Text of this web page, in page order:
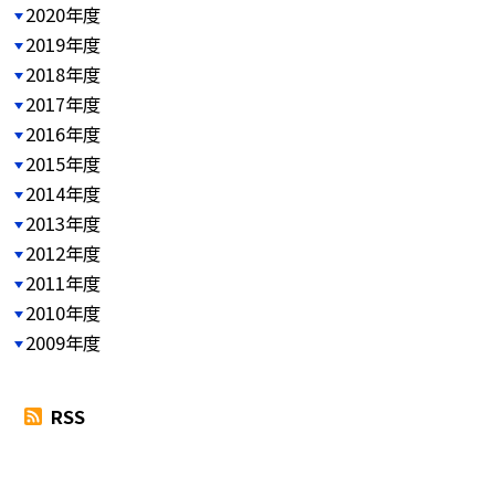
2020年度
2019年度
2018年度
2017年度
2016年度
2015年度
2014年度
2013年度
2012年度
2011年度
2010年度
2009年度
RSS